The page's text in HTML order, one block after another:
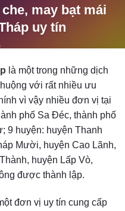
may bạt mái
uy tín
là một trong những dịch
với rất nhiều ưu
vì vậy nhiều đơn vị tại
phố Sa Đéc, thành phố
9 huyện: huyện Thanh
Mười, huyện Cao Lãnh,
huyện Lấp Vò,
được thành lập.
đơn vị uy tín cung cấp